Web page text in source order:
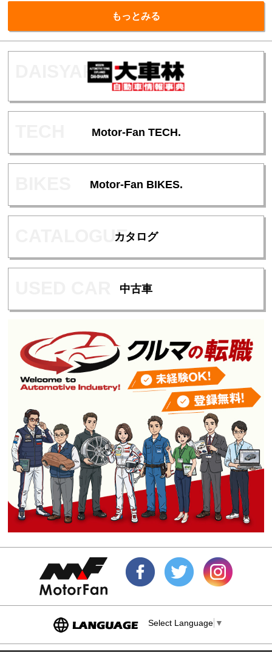
もっとみる
Motor-Fan TECH.
Motor-Fan BIKES.
カタログ
中古車
Select Language ▼